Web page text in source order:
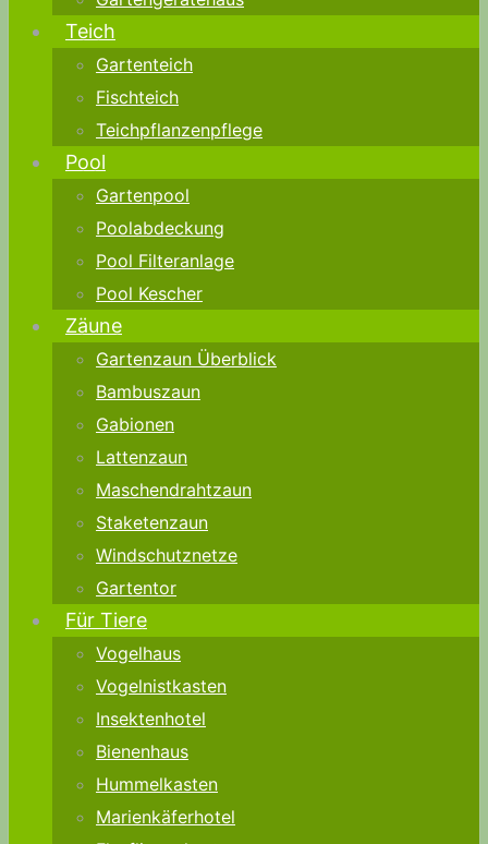
Teich
Gartenteich
Fischteich
Teichpflanzenpflege
Pool
Gartenpool
Poolabdeckung
Pool Filteranlage
Pool Kescher
Zäune
Gartenzaun Überblick
Bambuszaun
Gabionen
Lattenzaun
Maschendrahtzaun
Staketenzaun
Windschutznetze
Gartentor
Für Tiere
Vogelhaus
Vogelnistkasten
Insektenhotel
Bienenhaus
Hummelkasten
Marienkäferhotel